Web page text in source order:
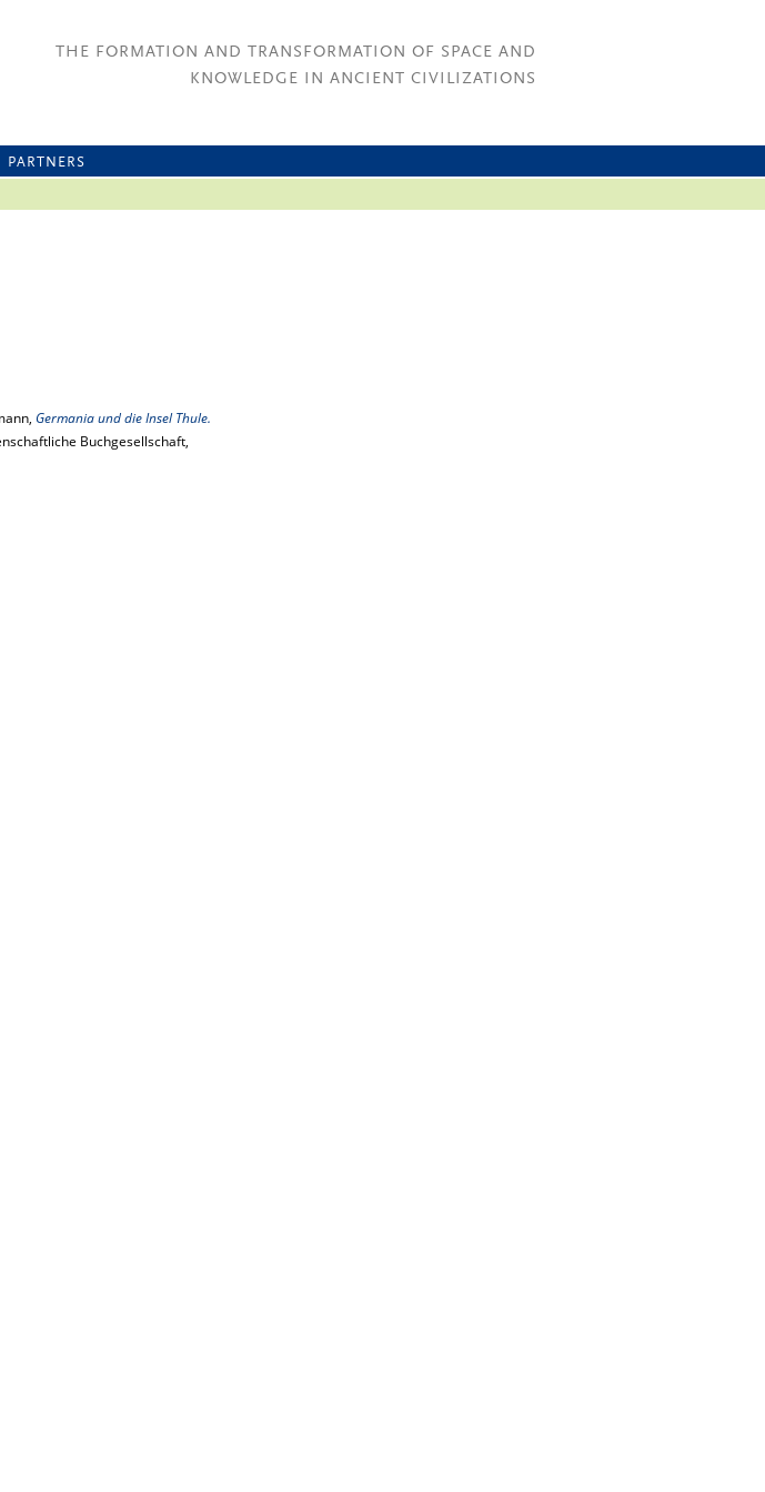
THE FORMATION AND TRANSFORMATION OF SPACE AND
KNOWLEDGE IN ANCIENT CIVILIZATIONS
PARTNERS
Germania und die Insel Thule.
Buchgesellschaft,